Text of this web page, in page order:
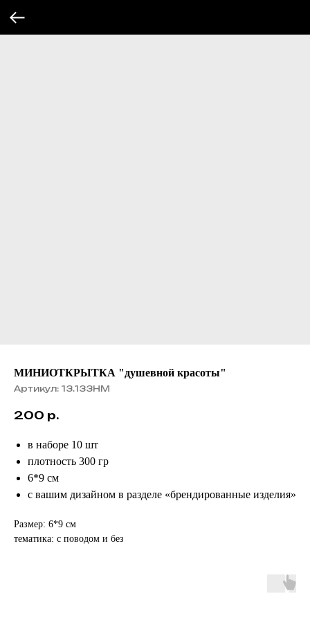
МИНИОТКРЫТКА "душевной красоты"
Артикул: 13.133НМ
200 р.
в наборе 10 шт
плотность 300 гр
6*9 см
с вашим дизайном в разделе «брендированные изделия»
Размер: 6*9 см
тематика: с поводом и без